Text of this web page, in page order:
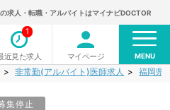
求人・転職・アルバイトはマイナビDOCTOR
近見た求人
1
マイページ MENU
非常勤(アルバイト)医師求人 福岡県
集停止